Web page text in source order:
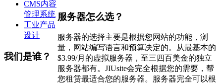
服务器怎么选？
服务器的选择主要是根据您网站的功能，浏
量，网站编写语言和预算决定的。从最基本的
$3.99/月的虚拟服务器，至三四百美金的独立
服务器都有。JIUsite会完全根据您的需要，帮
您租赁最适合您的服务器。服务器完全可以根
CMS内容
管理系统
工业产品
设计
我们是谁？